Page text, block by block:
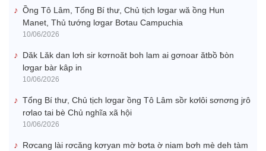
Ồng Tô Lâm, Tổng Bí thư, Chủ tịch lơgar wă ồng Hun
Manet, Thủ tướng lơgar Bơtau Campuchia
10/06/2026
Dăk Lăk dan lơh sir kơrnoăt boh lam ai gơnoar ătbồ ƀòn
lơgar bàr kâp in
10/06/2026
Tổng Bí thư, Chủ tịch lơgar ồng Tô Lâm sồr kơlôi sơnơng jrô
rơlao tai bè Chủ nghĩa xã hội
10/06/2026
Rơcang lài rơcăng kơryan mờ bơta ờ niam bơh mè deh tàm